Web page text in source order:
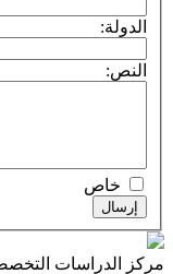
الدولة:
النص:
خاص
إرسال
مركز الدراسات